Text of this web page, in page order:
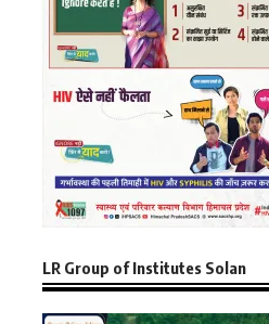
LR Group of Institutes Solan